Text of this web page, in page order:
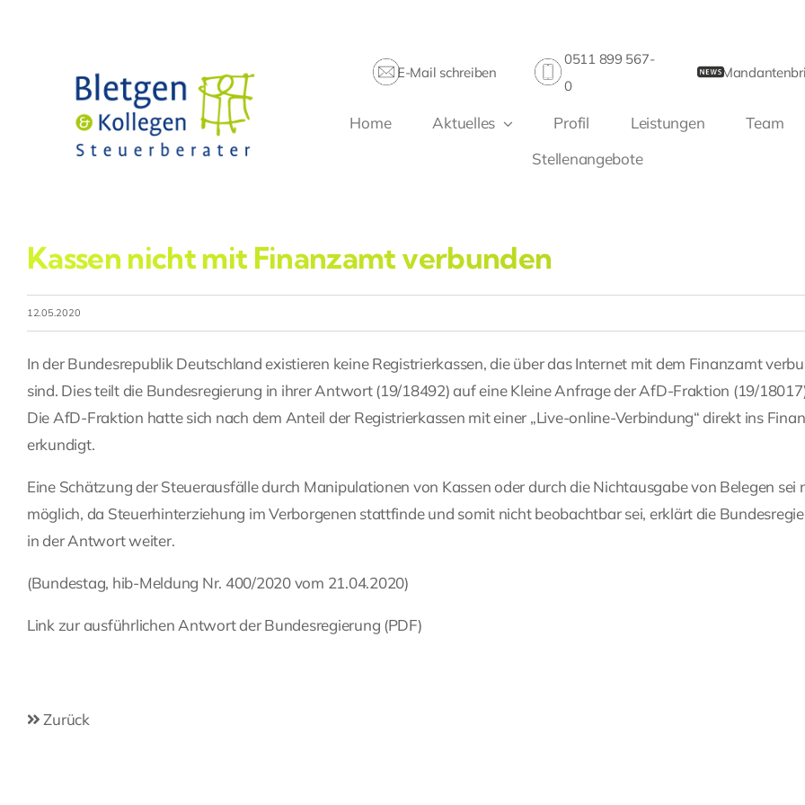
E-Mail schreiben
0511 899 567-
0
Home Aktuelles Profil Leistungen
Team
Stellenangebote
Kassen nicht mit Finanzamt verbunden
12.05.2020
In der Bundesrepublik Deutschland existieren keine Registrierkassen, die über das Internet mit dem Finanzamt
sind. Dies teilt die Bundesregierung in ihrer Antwort (19/18492) auf eine Kleine Anfrage der AfD-Fraktion (19/
Die AfD-Fraktion hatte sich nach dem Anteil der Registrierkassen mit einer „Live-online-Verbindung“ direkt ins
erkundigt.
Eine Schätzung der Steuerausfälle durch Manipulationen von Kassen oder durch die Nichtausgabe von Belegen sei
möglich, da Steuerhinterziehung im Verborgenen stattfinde und somit nicht beobachtbar sei, erklärt die
in der Antwort weiter.
(Bundestag, hib-Meldung Nr. 400/2020 vom 21.04.2020)
Link zur ausführlichen Antwort der Bundesregierung (PDF)
Zurück